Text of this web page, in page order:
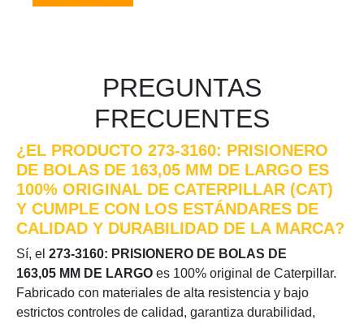
PREGUNTAS
FRECUENTES
¿EL PRODUCTO 273-3160: PRISIONERO
DE BOLAS DE 163,05 MM DE LARGO ES
100% ORIGINAL DE CATERPILLAR (CAT)
Y CUMPLE CON LOS ESTÁNDARES DE
CALIDAD Y DURABILIDAD DE LA MARCA?
Sí, el 273-3160: PRISIONERO DE BOLAS DE
163,05 MM DE LARGO es 100% original de Caterpillar.
Fabricado con materiales de alta resistencia y bajo
estrictos controles de calidad, garantiza durabilidad,